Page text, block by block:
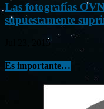
Las fotografías
supuestamente
Jul 23, 2015
Es importante…